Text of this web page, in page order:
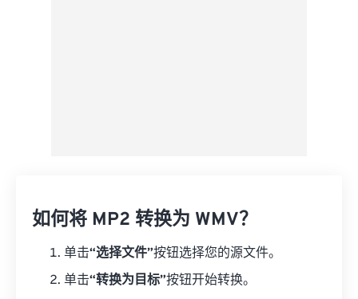
如何将 MP2 转换为 WMV？
单击“选择文件”按钮选择您的源文件。
单击“转换为目标”按钮开始转换。